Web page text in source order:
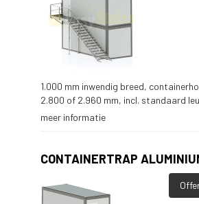
1.000 mm inwendig breed,
2.800 of 2.960 mm, incl. standaard
meer informatie
CONTAINERTRAP